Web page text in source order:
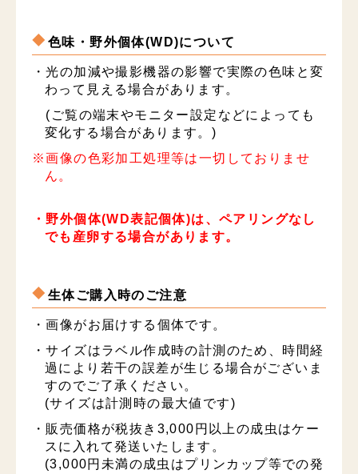
色味・野外個体(WD)について
・光の加減や撮影機器の影響で実際の色味と変
わって見える場合があります。
(ご覧の端末やモニター設定などによっても
変化する場合があります。)
※画像の色彩加工処理等は一切しておりませ
ん。
・野外個体(WD表記個体)は、ペアリングなし
でも産卵する場合があります。
生体ご購入時のご注意
・画像がお届けする個体です。
・サイズはラベル作成時の計測のため、時間経
過により若干の誤差が生じる場合がございま
すのでご了承ください。
(サイズは計測時の最大値です)
・販売価格が税抜き3,000円以上の成虫はケー
スに入れて発送いたします。
(3,000円未満の成虫はプリンカップ等での発